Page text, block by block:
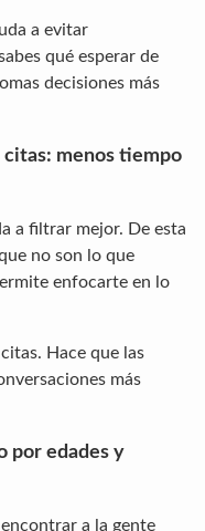
a evitar
qué esperar de
decisiones más
menos tiempo
a filtrar mejor. De esta
no son lo que
enfocarte en lo
Hace que las
más
por edades y
a la gente